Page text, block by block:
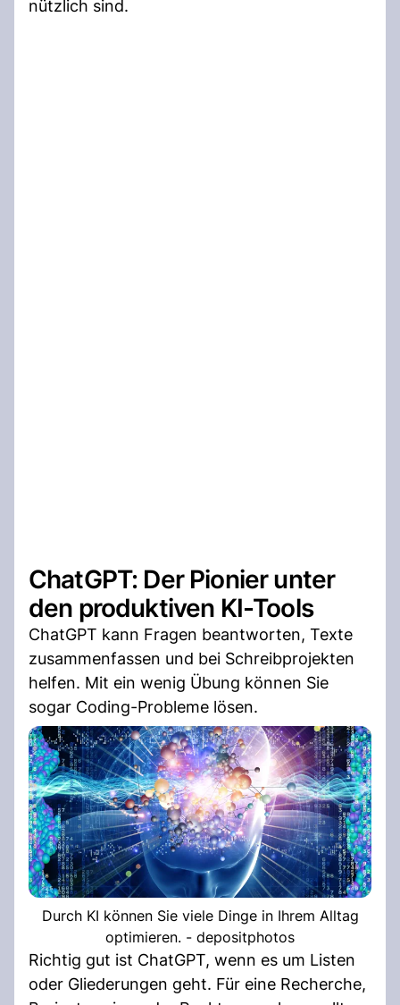
nützlich sind.
ChatGPT: Der Pionier unter
den produktiven KI-Tools
ChatGPT kann Fragen beantworten, Texte
zusammenfassen und bei Schreibprojekten
helfen. Mit ein wenig Übung können Sie
sogar Coding-Probleme lösen.
Durch KI können Sie viele Dinge in Ihrem Alltag
optimieren. - depositphotos
Richtig gut ist ChatGPT, wenn es um Listen
oder Gliederungen geht. Für eine Recherche,